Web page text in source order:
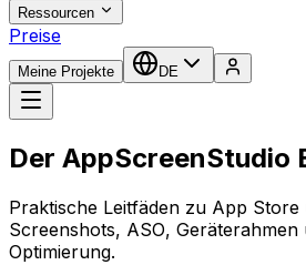
Ressourcen
Preise
Meine Projekte DE
Der AppScreenStudio
Praktische Leitfäden zu App Store
Screenshots, ASO, Geräterahmen
Optimierung.